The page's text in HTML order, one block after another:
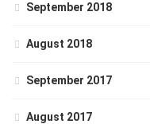
September 2018
August 2018
September 2017
August 2017